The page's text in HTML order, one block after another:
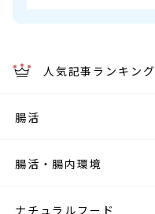
人気記事ランキング
腸活
腸活・腸内環境
ナチュラルフード